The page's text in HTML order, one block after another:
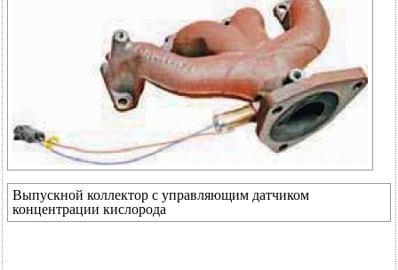
Выпускной коллектор с управляющим датчиком
концентрации кислорода